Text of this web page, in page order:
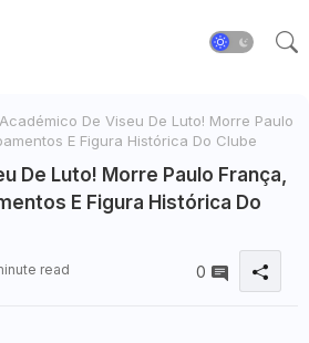
Académico De Viseu De Luto! Morre Paulo
E Figura Histórica Do Clube
De Luto! Morre Paulo França,
E Figura Histórica Do
read 0